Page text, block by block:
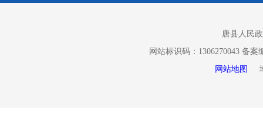
（四）政
信公众号
度，营造
唐县人民
网站标识码：1306270043 备案
网站地图
地